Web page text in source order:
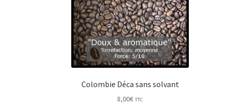
Colombie Déca sans solvant
8,00€ TTC